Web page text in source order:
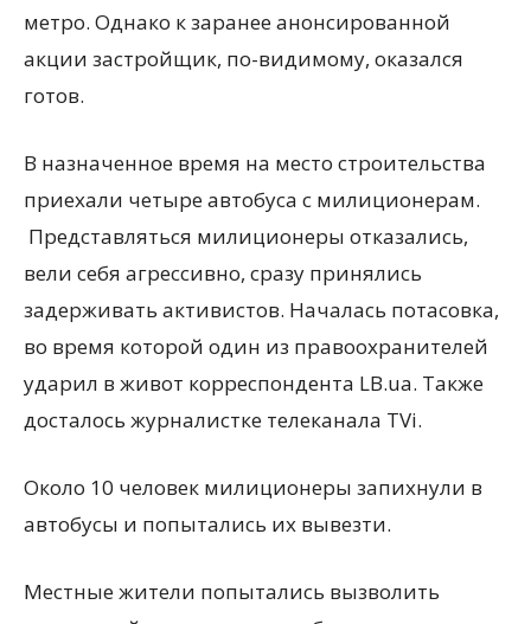
метро. Однако к заранее анонсированной
акции застройщик, по-видимому, оказался
готов.
В назначенное время на место строительства
приехали четыре автобуса с милиционерам.
Представляться милиционеры отказались,
вели себя агрессивно, сразу принялись
задерживать активистов. Началась потасовка,
во время которой один из правоохранителей
ударил в живот корреспондента LB.ua. Также
досталось журналистке телеканала TVi.
Около 10 человек милиционеры запихнули в
автобусы и попытались их вывезти.
Местные жители попытались вызволить